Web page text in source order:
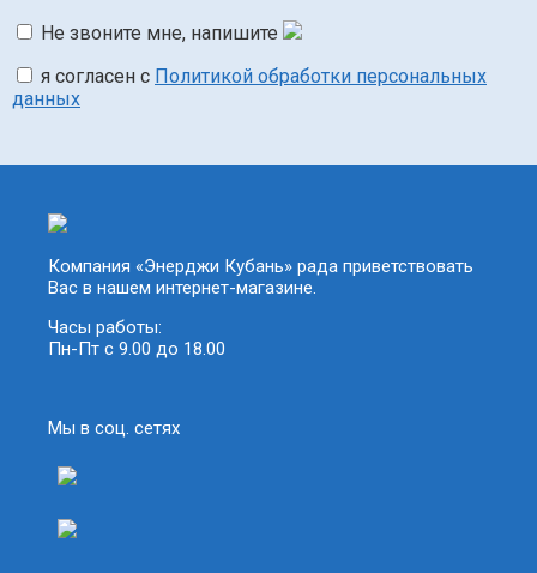
Не звоните мне, напишите
я согласен с Политикой обработки персональных
данных
Компания «Энерджи Кубань» рада приветствовать
Вас в нашем интернет-магазине.
Часы работы:
Пн-Пт с 9.00 до 18.00
Мы в соц. сетях